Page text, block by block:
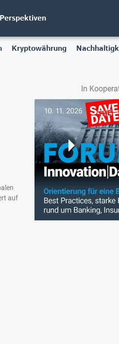
Perspektiven
Kryptowährung
In
auf